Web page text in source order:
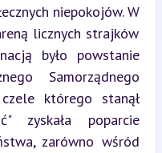
niepokojów. W
licznych strajków
było powstanie
Samorządnego
którego stanął
zyskała poparcie
zarówno wśród